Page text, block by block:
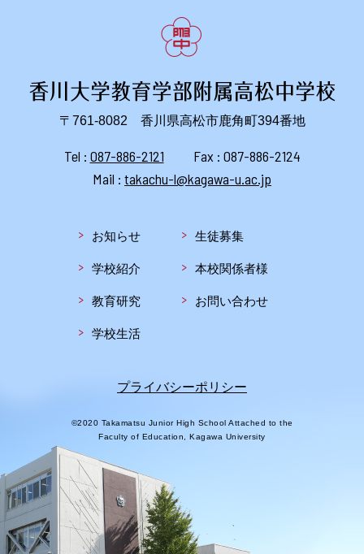
〒761-8082 香川県高松市鹿角町394番地
Tel : 087-886-2121
Fax : 087-886-2124
Mail : takachu-l@kagawa-u.ac.jp
お知らせ
学校紹介
教育研究
学校生活
生徒募集
本校関係者様
お問い合わせ
プライバシーポリシー
©2020 Takamatsu Junior High School Attached to the
Faculty of Education, Kagawa University